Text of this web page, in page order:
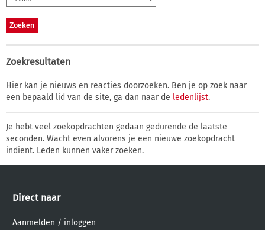
Zoekresultaten
Hier kan je nieuws en reacties doorzoeken. Ben je op zoek naar
een bepaald lid van de site, ga dan naar de ledenlijst.
Je hebt veel zoekopdrachten gedaan gedurende de laatste
seconden. Wacht even alvorens je een nieuwe zoekopdracht
indient. Leden kunnen vaker zoeken.
Direct naar
Aanmelden / inloggen